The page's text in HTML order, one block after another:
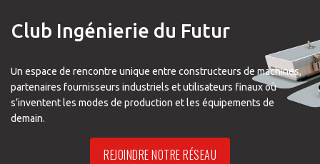
Club Ingénierie du Futur
Un espace de rencontre unique entre constructeurs de machines,
partenaires fournisseurs industriels et utilisateurs finaux où
s’inventent les modes de production et les équipements de
demain.
REJOINDRE NOTRE RÉSEAU